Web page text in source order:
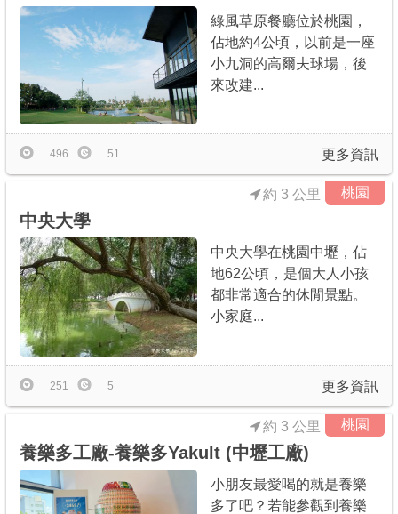
綠風草原餐廳位於桃園，
佔地約4公頃，以前是一座
小九洞的高爾夫球場，後
來改建...
更多資訊
496 51
桃園
中央大學
約 3 公里
中央大學在桃園中壢，佔
地62公頃，是個大人小孩
都非常適合的休閒景點。
小家庭...
更多資訊
251 5
桃園
養樂多工廠-養樂多Yakult (中壢工廠)
約 3 公里
小朋友最愛喝的就是養樂
多了吧？若能參觀到養樂